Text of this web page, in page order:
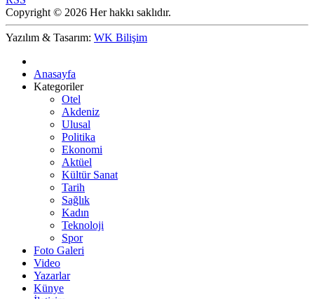
Copyright © 2026 Her hakkı saklıdır.
Yazılım & Tasarım: WK Bilişim
Anasayfa
Kategoriler
Otel
Akdeniz
Ulusal
Politika
Ekonomi
Aktüel
Kültür Sanat
Tarih
Sağlık
Kadın
Teknoloji
Spor
Foto Galeri
Video
Yazarlar
Künye